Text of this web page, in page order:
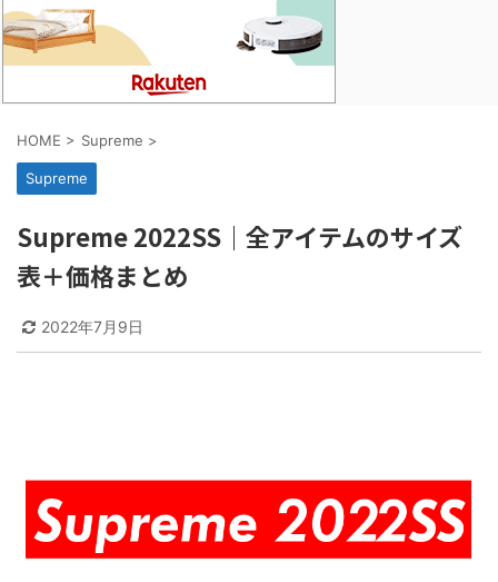
HOME > Supreme >
Supreme
Supreme 2022SS｜全アイテムのサイズ
表＋価格まとめ
2022年7月9日